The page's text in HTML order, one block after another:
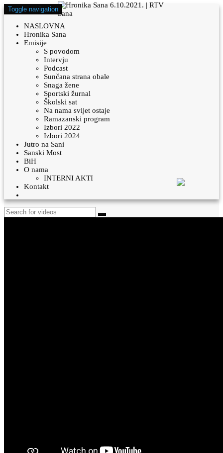
Toggle navigation
NASLOVNA
Hronika Sana
Emisije
S povodom
Intervju
Podcast
Sunčana strana obale
Snaga žene
Sportski žurnal
Školski sat
Na nama svijet ostaje
Ramazanski program
Izbori 2022
Izbori 2024
Jutro na Sani
Sanski Most
BiH
O nama
INTERNI AKTI
Kontakt